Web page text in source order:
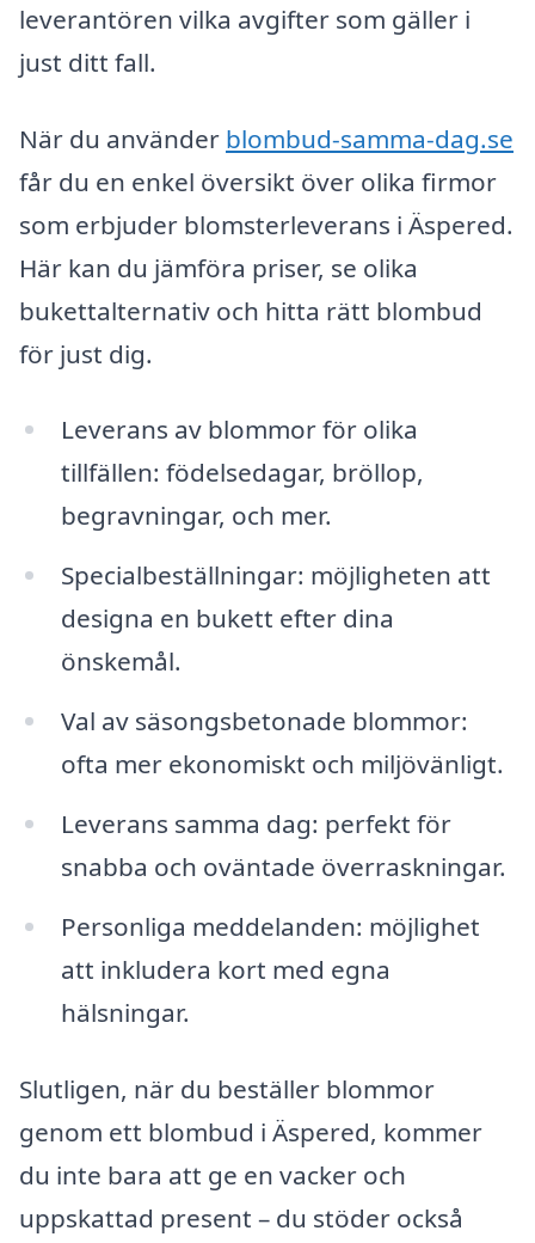
leverantören vilka avgifter som gäller i
just ditt fall.
När du använder blombud-samma-dag.se
får du en enkel översikt över olika firmor
som erbjuder blomsterleverans i Äspered.
Här kan du jämföra priser, se olika
bukettalternativ och hitta rätt blombud
för just dig.
Leverans av blommor för olika
tillfällen: födelsedagar, bröllop,
begravningar, och mer.
Specialbeställningar: möjligheten att
designa en bukett efter dina
önskemål.
Val av säsongsbetonade blommor:
ofta mer ekonomiskt och miljövänligt.
Leverans samma dag: perfekt för
snabba och oväntade överraskningar.
Personliga meddelanden: möjlighet
att inkludera kort med egna
hälsningar.
Slutligen, när du beställer blommor
genom ett blombud i Äspered, kommer
du inte bara att ge en vacker och
uppskattad present – du stöder också